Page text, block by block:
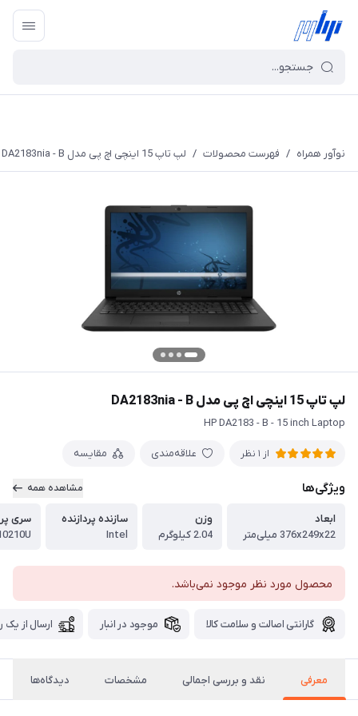
نوآور همراه / فهرست محصولات / لپ تاپ 15 اینچی اچ پی مدل DA2183nia - B
لپ تاپ 15 اینچی اچ پی مدل DA2183nia - B
HP DA2183 - B - 15 inch Laptop
از 1 نظر علاقه‌مندی مقایسه
ویژگی‌ها مشاهده همه
ابعاد
376x249x22 میلی‌متر
وزن
2.04 کیلوگرم
سازنده پردازنده
Intel
سری
محصول مورد نظر موجود نمی‌باشد.
گارانتی اصالت و سلامت کالا موجود در انبار ارسال از یک
معرفی نقد و بررسی اجمالی مشخصات دیدگاه‌ها